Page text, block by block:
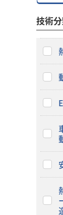
技術